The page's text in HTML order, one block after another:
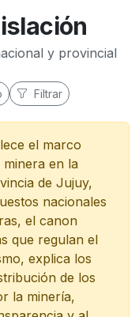
y provincial
Filtrar
el marco
en la
de Jujuy,
nacionales
el canon
que regulan el
explica los
de los
la minería,